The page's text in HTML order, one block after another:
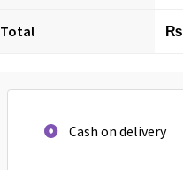
Total ₨
Cash on delivery